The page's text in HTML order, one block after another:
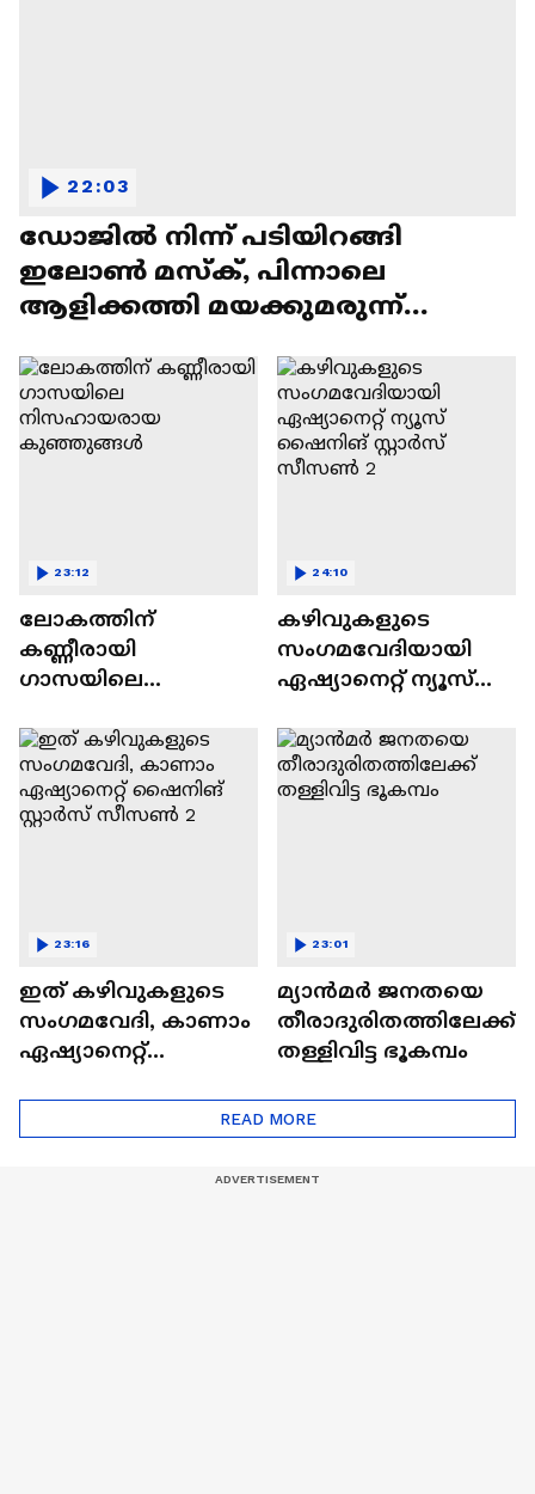
ഡോജിൽ നിന്ന് പടിയിറങ്ങി
ഇലോൺ മസ്ക്, പിന്നാലെ
ആളിക്കത്തി മയക്കുമരുന്ന്
22:03
ലോകത്തിന്
കണ്ണീരായി
ഗാസയിലെ
കുഞ്ഞുങ്ങൾ
23:12
കഴിവുകളുടെ
സംഗമവേദിയായി
ഏഷ്യാനെറ്റ് ന്യൂസ്
സീസൺ 2
24:10
ഇത് കഴിവുകളുടെ
സംഗമവേദി, കാണാം
ഏഷ്യാനെറ്റ്
23:16
മ്യാൻമർ ജനതയെ
തീരാദുരിതത്തിലേക്ക്
തള്ളിവിട്ട ഭൂകമ്പം
23:01
READ MORE